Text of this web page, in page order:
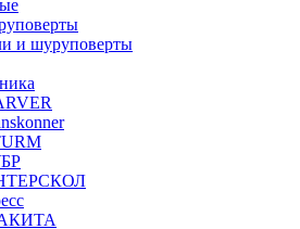
и шуруповерты